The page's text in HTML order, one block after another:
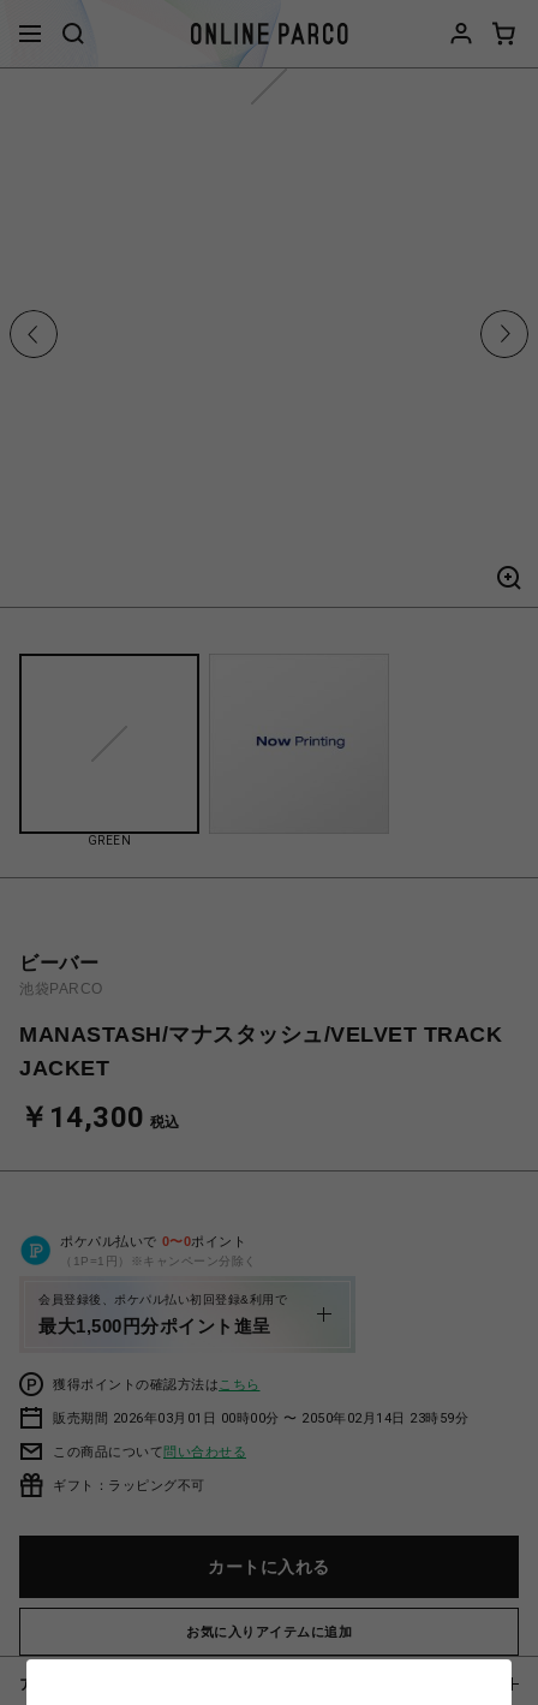
GREEN
ビーバー
池袋PARCO
MANASTASH/マナスタッシュ/VELVET TRACK
JACKET
￥14,300 税込
ポケパル払いで 0〜0ポイント
（1P=1円）※キャンペーン分除く
会員登録後、ポケパル払い初回登録&利用で
最大1,500円分ポイント進呈
獲得ポイントの確認方法は こちら
販売期間 2026年03月01日 00時00分 〜 2050年02月14日 23時59分
この商品について問い合わせる
ギフト：ラッピング不可
カートに入れる
お気に入りアイテムに追加
アイテム説明 / 素材